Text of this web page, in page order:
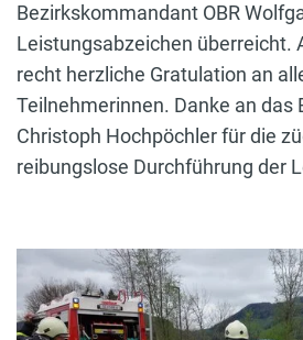
Bezirkskommandant OBR
Leistungsabzeichen überreicht.
recht herzliche Gratulation an
Teilnehmerinnen. Danke an
Christoph Hochpöchler für die
reibungslose Durchführung der